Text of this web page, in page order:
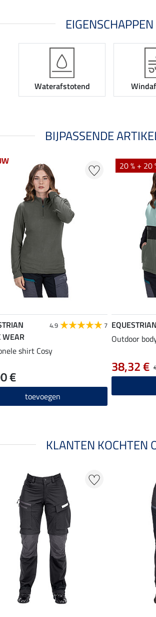
EIGENSCHAPPEN
Waterafstotend
BIJPASSENDE
WEAR
4.9 7
shirt Cosy
€
toevoegen
20 % + 20
Outdoor
38,32 €
KLANTEN KOCHTEN